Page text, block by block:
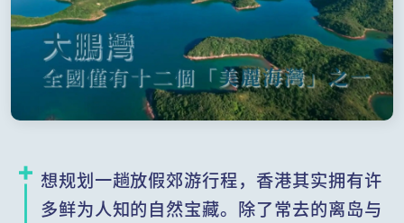
想规划一趟放假郊游行程，香港其实拥有许
多鲜为人知的自然宝藏。除了常去的离岛与